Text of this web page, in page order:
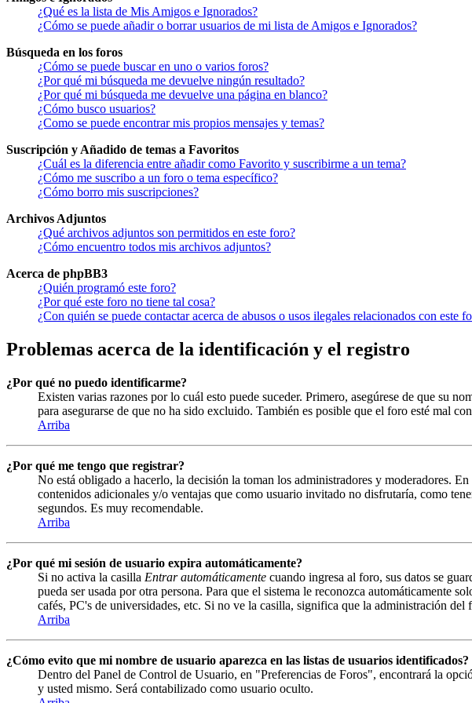
¿Qué es la lista de Mis Amigos e Ignorados?
¿Cómo se puede añadir o borrar usuarios de mi lista de Amigos e Ignorados?
Búsqueda en los foros
¿Cómo se puede buscar en uno o varios foros?
¿Por qué mi búsqueda me devuelve ningún resultado?
¿Por qué mi búsqueda me devuelve una página en blanco?
¿Cómo busco usuarios?
¿Como se puede encontrar mis propios mensajes y temas?
Suscripción y Añadido de temas a Favoritos
¿Cuál es la diferencia entre añadir como Favorito y suscribirme a un tema?
¿Cómo me suscribo a un foro o tema específico?
¿Cómo borro mis suscripciones?
Archivos Adjuntos
¿Qué archivos adjuntos son permitidos en este foro?
¿Cómo encuentro todos mis archivos adjuntos?
Acerca de phpBB3
¿Quién programó este foro?
¿Por qué este foro no tiene tal cosa?
¿Con quién se puede contactar acerca de abusos o usos ilegales relacionados con este
Problemas acerca de la identificación y el registro
¿Por qué no puedo identificarme?
Existen varias razones por lo cuál esto puede suceder. Primero, asegúrese de que su
para asegurarse de que no ha sido excluido. También es posible que el foro esté mal
Arriba
¿Por qué me tengo que registrar?
No está obligado a hacerlo, la decisión la toman los administradores y moderadores.
contenidos adicionales y/o ventajas que como usuario invitado no disfrutaría, como
segundos. Es muy recomendable.
Arriba
¿Por qué mi sesión de usuario expira automáticamente?
Si no activa la casilla Entrar automáticamente cuando ingresa al foro, sus datos se
pueda ser usada por otra persona. Para que el sistema le reconozca automáticamente
cafés, PC's de universidades, etc. Si no ve la casilla, significa que la administración del
Arriba
¿Cómo evito que mi nombre de usuario aparezca en las listas de usuarios identificados?
Dentro del Panel de Control de Usuario, en "Preferencias de Foros", encontrará la
y usted mismo. Será contabilizado como usuario oculto.